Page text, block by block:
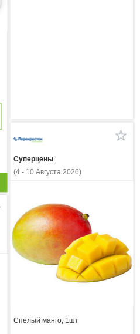
Суперцены
(4 - 10 Августа 2026)
Спелый манго, 1шт